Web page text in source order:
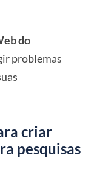
do
problemas
criar
pesquisas